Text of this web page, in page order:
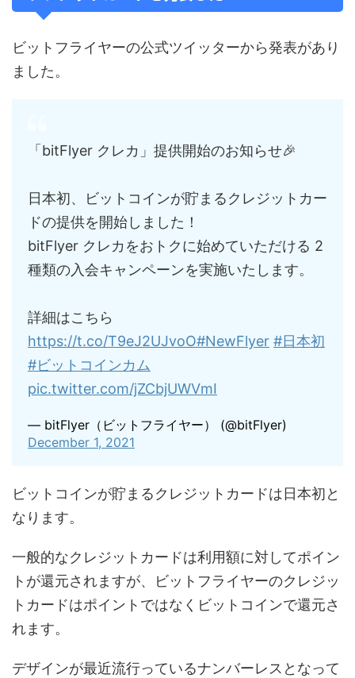
ビットフライヤーの公式ツイッターから発表があり
ました。
「bitFlyer クレカ」提供開始のお知らせ🎉
日本初、ビットコインが貯まるクレジットカー
ドの提供を開始しました！
bitFlyer クレカをおトクに始めていただける 2
種類の入会キャンペーンを実施いたします。
詳細はこちら
https://t.co/T9eJ2UJvoO#NewFlyer #日本初
#ビットコインカム
pic.twitter.com/jZCbjUWVmI
— bitFlyer（ビットフライヤー） (@bitFlyer)
December 1, 2021
ビットコインが貯まるクレジットカードは日本初と
なります。
一般的なクレジットカードは利用額に対してポイン
トが還元されますが、ビットフライヤーのクレジッ
トカードはポイントではなくビットコインで還元さ
れます。
デザインが最近流行っているナンバーレスとなって